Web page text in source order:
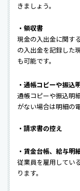
きましょう。
・領収書
現金の入出金に関す
の入出金を記録した
も可能です。
・通帳コピーや振込
通帳コピーや振込明
がない場合は明細の
・請求書の控え
・賃金台帳、給与明
従業員を雇用してい
ります。